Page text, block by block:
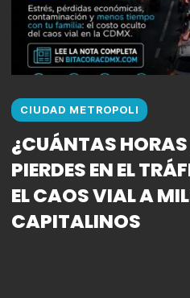
CIUDAD METROPOLI
¿CUÁNTAS
PIERDES EN EL
EL CAOS VIAL A
CAPITALINOS